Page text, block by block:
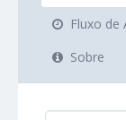
Fluxo de
Sobre